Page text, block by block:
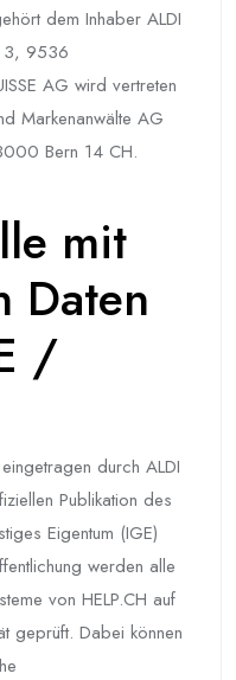
dem Inhaber ALDI
3, 9536
AG wird vertreten
Markenanwälte AG
Bern 14 CH.
mit
Daten
/
durch ALDI
Publikation des
Eigentum (IGE)
werden alle
von HELP.CH auf
geprüft. Dabei können